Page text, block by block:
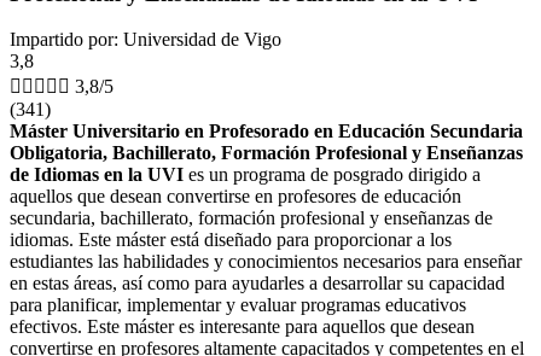
Impartido por: Universidad de Vigo
3,8
     3,8/5
(341)
Máster Universitario en Profesorado en Educación Secundaria
Obligatoria, Bachillerato, Formación Profesional y Enseñanzas
de Idiomas en la UVI es un programa de posgrado dirigido a
aquellos que desean convertirse en profesores de educación
secundaria, bachillerato, formación profesional y enseñanzas de
idiomas. Este máster está diseñado para proporcionar a los
estudiantes las habilidades y conocimientos necesarios para enseñar
en estas áreas, así como para ayudarles a desarrollar su capacidad
para planificar, implementar y evaluar programas educativos
efectivos. Este máster es interesante para aquellos que desean
convertirse en profesores altamente capacitados y competentes en el